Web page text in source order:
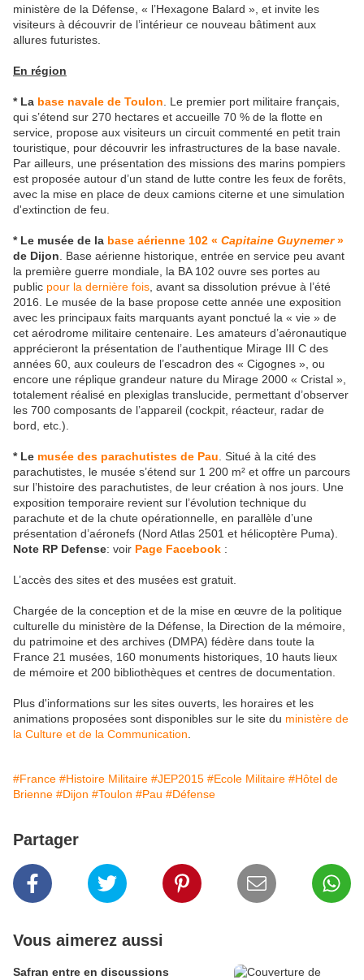
ministère de la Défense, « l’Hexagone Balard », et invite les
visiteurs à découvrir de l’intérieur ce nouveau bâtiment aux
allures futuristes.
En région
* La base navale de Toulon . Le premier port militaire français,
qui s’étend sur 270 hectares et accueille 70 % de la flotte en
service, propose aux visiteurs un circuit commenté en petit train
touristique, pour découvrir les infrastructures de la base navale.
Par ailleurs, une présentation des missions des marins pompiers
est proposée autour d’un stand de lutte contre les feux de forêts,
avec la mise en place de deux camions citerne et une simulation
d'extinction de feu.
* Le musée de la base aérienne 102 « Capitaine Guynemer»
de Dijon . Base aérienne historique, entrée en service peu avant
la première guerre mondiale, la BA 102 ouvre ses portes au
public pour la dernière fois , avant sa dissolution prévue à l’été
2016. Le musée de la base propose cette année une exposition
avec les principaux faits marquants ayant ponctué la « vie » de
cet aérodrome militaire centenaire. Les amateurs d’aéronautique
apprécieront la présentation de l’authentique Mirage III C des
années 60, aux couleurs de l’escadron des « Cigognes », ou
encore une réplique grandeur nature du Mirage 2000 « Cristal »,
totalement réalisé en plexiglas translucide, permettant d’observer
les 700 composants de l’appareil (cockpit, réacteur, radar de
bord, etc.).
* Le musée des parachutistes de Pau . Situé à la cité des
parachutistes, le musée s’étend sur 1 200 m² et offre un parcours
sur l’histoire des parachutistes, de leur création à nos jours. Une
exposition temporaire revient sur l’évolution technique du
parachute et de la chute opérationnelle, en parallèle d’une
présentation d’aéronefs (Nord Atlas 2501 et hélicoptère Puma).
Note RP Defense: voir Page Facebook :
L’accès des sites et des musées est gratuit.
Chargée de la conception et de la mise en œuvre de la politique
culturelle du ministère de la Défense, la Direction de la mémoire,
du patrimoine et des archives (DMPA) fédère dans toute la
France 21 musées, 160 monuments historiques, 10 hauts lieux
de mémoire et 200 bibliothèques et centres de documentation.
Plus d'informations sur les sites ouverts, les horaires et les
animations proposées sont disponibles sur le site du ministère de
la Culture et de la Communication
#France #Histoire Militaire #JEP2015 #Ecole Militaire #Hôtel de
Brienne #Dijon #Toulon #Pau #Défense
Partager
Vous aimerez aussi
Safran entre en discussions